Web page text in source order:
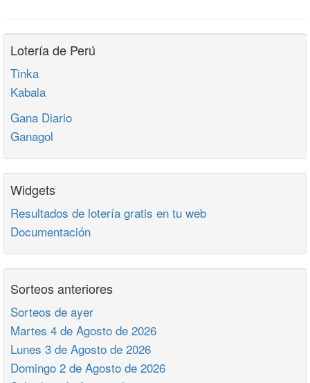
Lotería de Perú
Tinka
Kabala
Gana Diario
Ganagol
Widgets
Resultados de lotería gratis en tu web
Documentación
Sorteos anteriores
Sorteos de ayer
Martes 4 de Agosto de 2026
Lunes 3 de Agosto de 2026
Domingo 2 de Agosto de 2026